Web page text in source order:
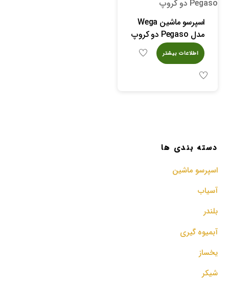
اسپرسو ماشین Wega
مدل Pegaso دو کروپ
اطلاعات بیشتر
دسته بندی ها
اسپرسو‌ ماشین
آسیاب
بلندر
آبمیوه گیری
یخساز
شیکر